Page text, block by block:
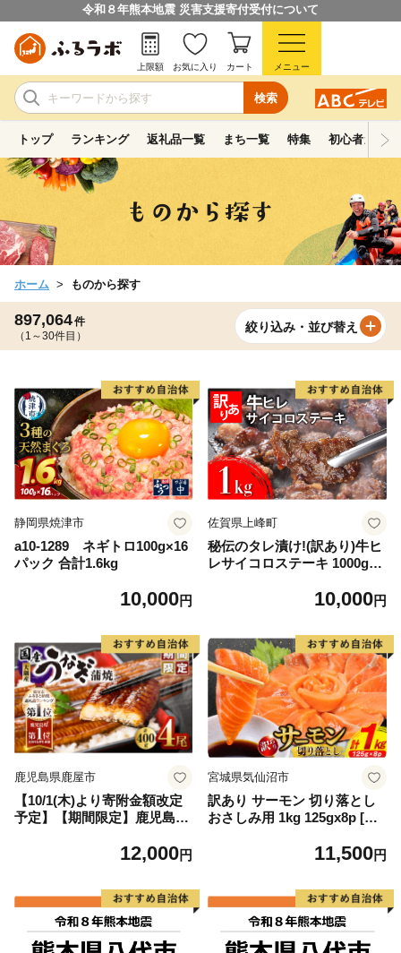
令和８年熊本地震 災害支援寄付受付について
検索
上限額 お気に入り カート メニュー
トップ ランキング 返礼品一覧 まち一覧 特集 初心者ガイド
ホーム ものから探す
897,064件
（1～30件目）
絞り込み・並び替え
静岡県焼津市
a10-1289 ネギトロ100g×16
パック 合計1.6kg
10,000円
佐賀県上峰町
秘伝のタレ漬け!(訳あり)牛ヒ
レサイコロステーキ 1000g
10,000円
鹿児島県鹿屋市
【10/1(木)より寄附金額改定
予定】【期間限定】鹿児島県
12,000円
宮城県気仙沼市
訳あり サーモン 切り落とし
おさしみ用 1kg 125gx8p [足
4313] 魚 魚介類 鮭 お刺し身
介
11,500円